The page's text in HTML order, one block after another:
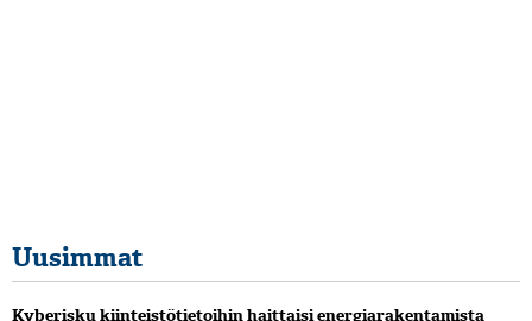
Uusimmat
Kyberisku kiinteistötietoihin haittaisi energiarakentamista